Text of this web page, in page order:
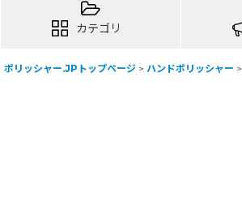
カテゴリ
ポリッシャー.JPトップページ > ハンドポリッシャー >